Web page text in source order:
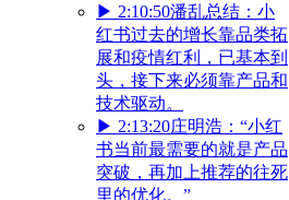
▶ 2:10:50潘乱总结：小
红书过去的增长靠品类拓
展和疫情红利，已基本到
头，接下来必须靠产品和
技术驱动。
▶ 2:13:20庄明浩：“小红
书当前最需要的就是产品
突破，再加上推荐的往死
里的优化。”